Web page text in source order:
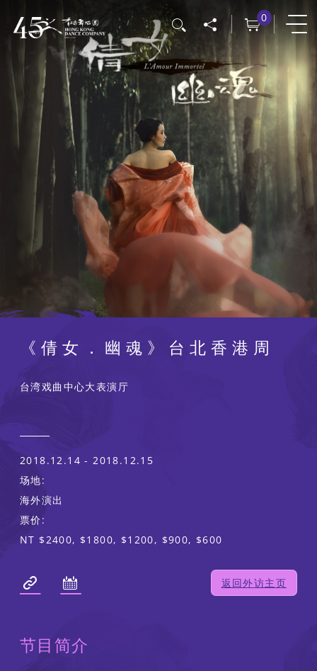
搜寻 0
《倩女．幽魂》台北香港周
台湾戏曲中心大表演厅
返回外访主页
2018.12.14 - 2018.12.15
场地:
海外演出
票价:
NT $2400, $1800, $1200, $900, $600
节目简介